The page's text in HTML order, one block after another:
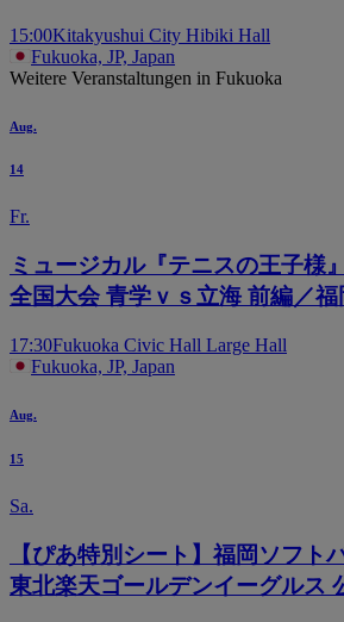
15:00Kitakyushui City Hibiki Hall
Fukuoka, JP, Japan
Weitere Veranstaltungen in Fukuoka
Aug.
14
Fr.
ミュージカル『テニスの王子様
全国大会 青学ｖｓ立海 前編／福
17:30Fukuoka Civic Hall Large Hall
Fukuoka, JP, Japan
Aug.
15
Sa.
【ぴあ特別シート】福岡ソフト
東北楽天ゴールデンイーグルス